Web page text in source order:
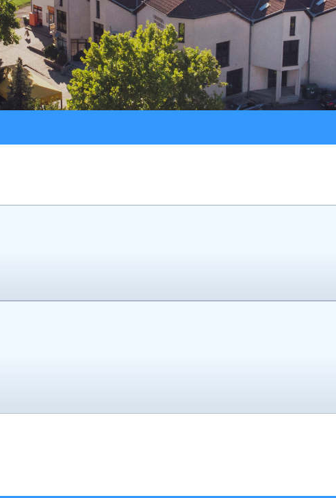
ugovora
glasnik
Javni pozivi
LU “Sokol”
ŠK “Bedem”
Udruga Umirovljenika
Udruga žena “Lan”